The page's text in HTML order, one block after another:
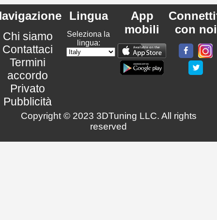
Chi siamo
Contattaci
Termini
accordo
Privato
Pubblicità
Lingua
Seleziona la
lingua:
App
mobili
con noi
Copyright © 2023 3DTuning LLC. All rights
reserved